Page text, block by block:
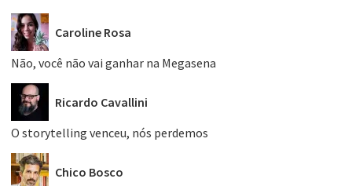
Caroline Rosa
Não, você não vai ganhar na Megasena
Ricardo Cavallini
O storytelling venceu, nós perdemos
Chico Bosco